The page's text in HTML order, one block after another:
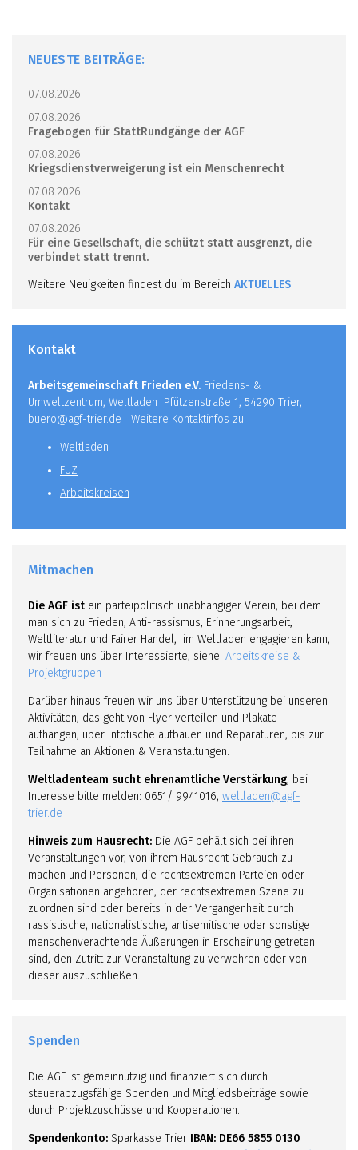
NEUESTE BEITRÄGE:
07.08.2026
07.08.2026
Fragebogen für StattRundgänge der AGF
07.08.2026
Kriegsdienstverweigerung ist ein Menschenrecht
07.08.2026
Kontakt
07.08.2026
Für eine Gesellschaft, die schützt statt ausgrenzt, die
verbindet statt trennt.
Weitere Neuigkeiten findest du im Bereich AKTUELLES
Kontakt
Arbeitsgemeinschaft Frieden e.V. Friedens- &
Umweltzentrum, Weltladen Pfützenstraße 1, 54290 Trier,
buero@agf-trier.de
Weitere Kontaktinfos zu:
Weltladen
FUZ
Arbeitskreisen
Mitmachen
Die AGF ist ein parteipolitisch unabhängiger Verein, bei dem
man sich zu Frieden, Anti-rassismus, Erinnerungsarbeit,
Weltliteratur und Fairer Handel, im Weltladen engagieren kann,
wir freuen uns über Interessierte, siehe: Arbeitskreise &
Projektgruppen
Darüber hinaus freuen wir uns über Unterstützung bei unseren
Aktivitäten, das geht von Flyer verteilen und Plakate
aufhängen, über Infotische aufbauen und Reparaturen, bis zur
Teilnahme an Aktionen & Veranstaltungen.
Weltladenteam sucht ehrenamtliche Verstärkung, bei
Interesse bitte melden: 0651/ 9941016, weltladen@agf-
trier.de
Hinweis zum Hausrecht: Die AGF behält sich bei ihren
Veranstaltungen vor, von ihrem Hausrecht Gebrauch zu
machen und Personen, die rechtsextremen Parteien oder
Organisationen angehören, der rechtsextremen Szene zu
zuordnen sind oder bereits in der Vergangenheit durch
rassistische, nationalistische, antisemitische oder sonstige
menschenverachtende Äußerungen in Erscheinung getreten
sind, den Zutritt zur Veranstaltung zu verwehren oder von
dieser auszuschließen.
Spenden
Die AGF ist gemeinnützig und finanziert sich durch
steuerabzugsfähige Spenden und Mitgliedsbeiträge sowie
durch Projektzuschüsse und Kooperationen.
Spendenkonto: Sparkasse Trier IBAN: DE66 5855 0130